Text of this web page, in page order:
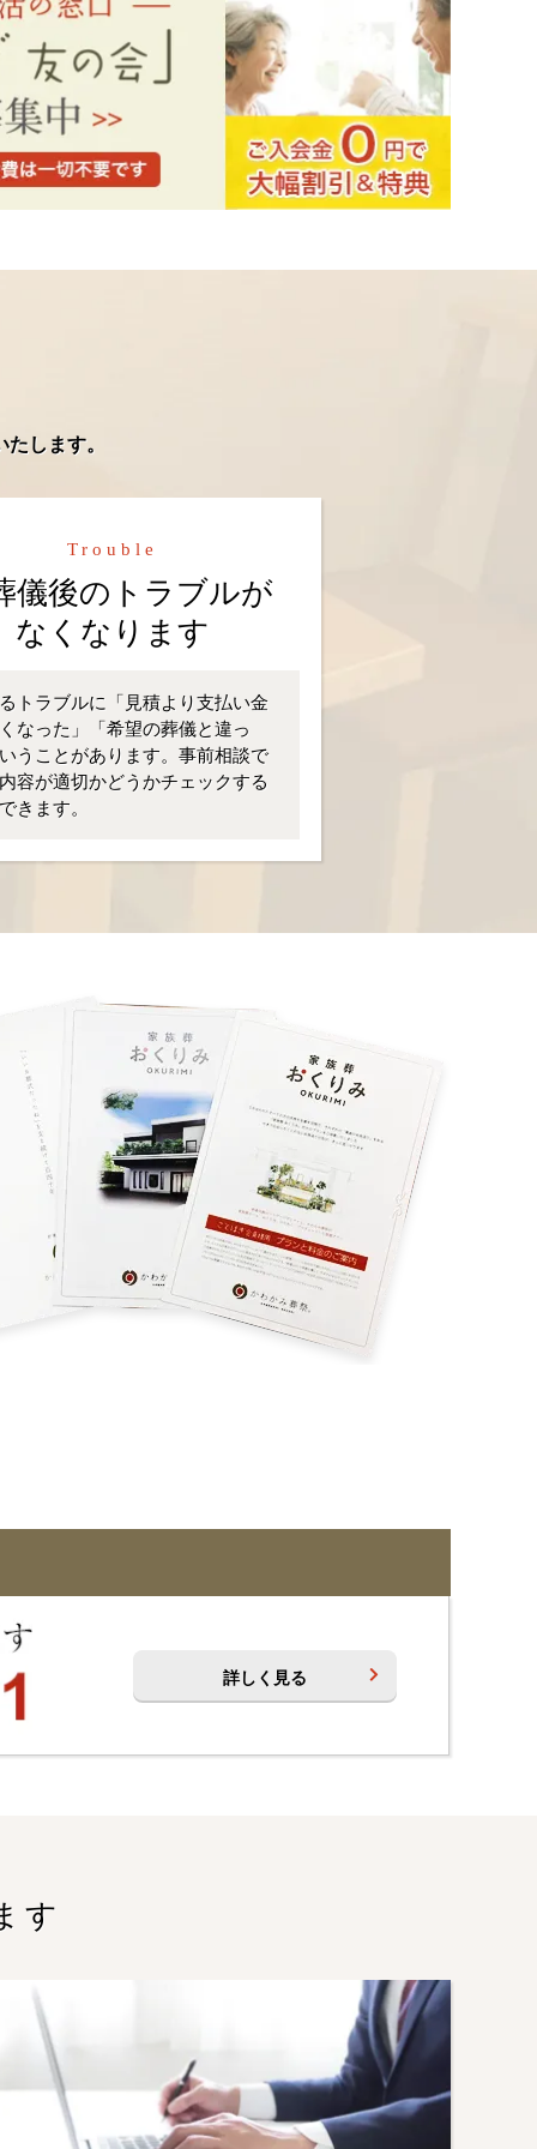
します。
Trouble
儀後のトラブルが
なくなります
トラブルに「見積より支払い金
なった」「希望の葬儀と違っ
うことがあります。事前相談で
容が適切かどうかチェックする
きます。
詳しく見る
す